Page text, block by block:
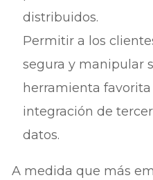
distribuidos.
Permitir a los
segura y manipular
herramienta favorita
integración de
datos.
A medida que más